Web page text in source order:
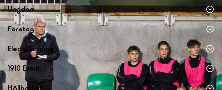
Mitt MFF
Biljetter till bortamatcher
Biljettvillkor
Spelare
Ledarstab
Damlaget
Spelare
Ledarstab
Medlemskap i Malmö FF
Årsmöte 2026
Ungdom
MFF Ungdom
Sommarfotboll
Skånecupen
Fotbollsskolan
Fotbollsnätverket
Företag
Bli företagspartner
Nätverket
Klubbstolar
Eleda Stadion
Eleda Stadion
Erics Bar & Restaurang
1910 Event
1910 Event
Hållbarhet